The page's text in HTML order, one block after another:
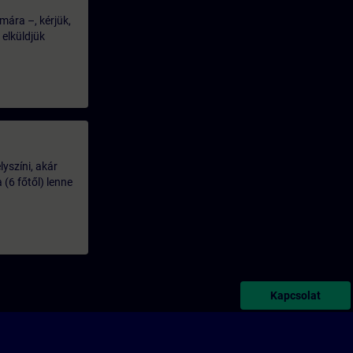
–, kérjük,
akár
(6 főtől) lenne
Kapcsolat